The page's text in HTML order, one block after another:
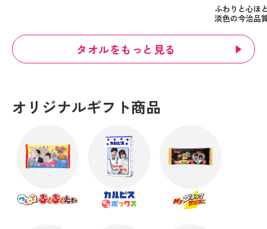
ふわりと心ほ
淡色の今治品
タオルをもっと見る
オリジナルギフト商品